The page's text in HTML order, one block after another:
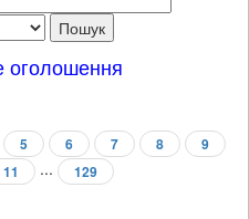
5 6 7 8
9
11 ... 129